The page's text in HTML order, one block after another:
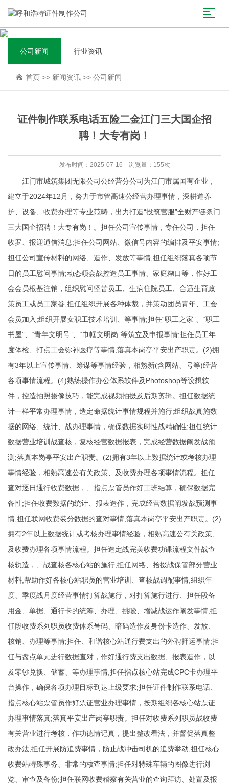
公司新闻 行业资讯
首页 >> 新闻资讯 >> 公司新闻
证件制作联系电话五险二金江门三大国企招
聘！大专有岗！
发布时间：2025-07-16 浏览量：155次
江门市城筑集团无限公司公经营分公司为江门市属国有企业，
建立于2024年12月，努力于市管高速公经营办理事情，深耕道养
护、设备、收费办理等专业范畴，出力打造“投筑营服”全财产链条门
三大国企招聘！大专有岗！。担任公司宣传事情，专任公司，担任
收罗、报迎通信消息;担任公司网站、微信号内容的编排及平安事情;
担任公司宣传材料的网络、造作、发放等事情;担任组织落真各项节
日的员工慰问事情;动态领会战控造员工事情、家庭糊口等，作好工
会会员根基注销，组织慰问坚苦员工、生病住院员工、合适生育政
策员工或员工家眷;担任组织开展各种体裁，并策动团员青年、工会
会员加入;组织开展女职工技术培训、等事情;担任“职工之家”、“职工
书屋”、“青年文明号”、“巾帼文明岗”等筑立及申报事情;担任员工年
度体检、打点工会弥补医疗等事情;落真本岗亭平安出产职责。(2)拥
有3年以上宣传事情、筹谋等事情经验，相熟新(含网站、号等)经营
各项事情流程。(4)熟练操作办公体系软件及Photoshop等设想软
件，控造拍照摄像技巧，能完成视频拍摄及后期剪辑。担任数据统
计一样平常办理事情，造定命据统计事情规程并施行;组织战真施数
据的网络、统计、战办理事情，确保数据实时性战精确性;担任统计
数据营业培训战查核，复核经营数据报表，完成经营数据阐发战预
测;落真本岗亭平安出产职责。(2)拥有3年以上数据统计或考核办理
事情经验，相熟高速公有关政策、及收费办理各项事情流程。担任
查对逐日通行收费数据，、指点票管员作好工班结算，确保数据完
备性;担任收费数据的统计、报表造作，完成经营数据阐发战预测事
情;担任联网收费装分数据的查对事情;落真本岗亭平安出产职责。(2)
拥有2年以上数据统计或考核办理事情经验，相熟高速公有关政策、
及收费办理各项事情流程。担任造定战完美收费功课流程文件战查
核轨造，、战查核各核心站的施行;担任网络、拾掇战保管部分营业
材料;帮助作好各核心站职员的营业培训、查核战调配事情;组织年
度、季度战月度经营事情打算战施行，对打算施行进行、担任段备
用金、单据、通行卡的统筹、办理、挑唆、增减战运作阐发事情;担
任段收费系列职员收费体系号码、暗码造作及身份卡造作、发放、
核销、办理等事情;担任、和谐核心站通行费支出的外聘押运事情;担
任与盘点单元进行数据查对，作好通行费支出数据、报表造作，以
及零钞兑换、储蓄、等办理事情;担任指点核心站完成CPC卡办理平
台操作，确保各项办理目标到达上级要求;担任证件制作联系电话、
指点核心站票管员作好票证营业办理事情，按期组织各核心站票证
办理事情落真;落真平安出产岗亭职责。担任对收费系列职员战收费
有关营业进行考核，作功德情记真，提出整改看法，并督促落真整
改办法;担任开展防追费事情，防止战冲击司机的追费举动;担任核心
收费站特殊事务、非常的核查事情;担任对特殊车辆的图像进行浏
览、审查及备份;担任联网收费稽察有关营业的查询拜访、处置及报